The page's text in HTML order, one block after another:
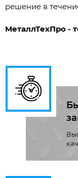
решение в
МеталлТехПро -